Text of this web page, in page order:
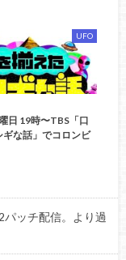
UFO
日 19時〜TBS「口
ギな話」でコロンビ
パッチ配信。より過